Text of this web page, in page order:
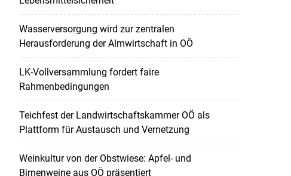
Wasserversorgung wird zur zentralen
Herausforderung der Almwirtschaft in OÖ
LK-Vollversammlung fordert faire
Rahmenbedingungen
Teichfest der Landwirtschaftskammer OÖ als
Plattform für Austausch und Vernetzung
Weinkultur von der Obstwiese: Apfel- und
Birnenweine aus OÖ präsentiert